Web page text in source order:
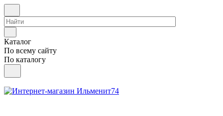
Каталог
По всему сайту
По каталогу